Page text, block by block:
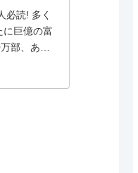
必読! 多く
に巨億の富
部、あの